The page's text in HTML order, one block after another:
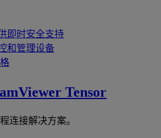
即时安全支持
和管理设备
Tensor
连接解决方案。